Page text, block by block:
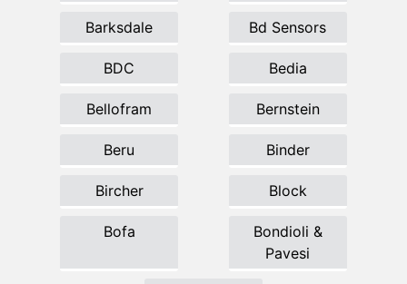
Barksdale Bd Sensors
BDC Bedia
Bellofram Bernstein
Beru Binder
Bircher Block
Bofa
Bondioli &
Pavesi